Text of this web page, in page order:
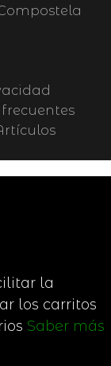
la
los carritos
Saber más